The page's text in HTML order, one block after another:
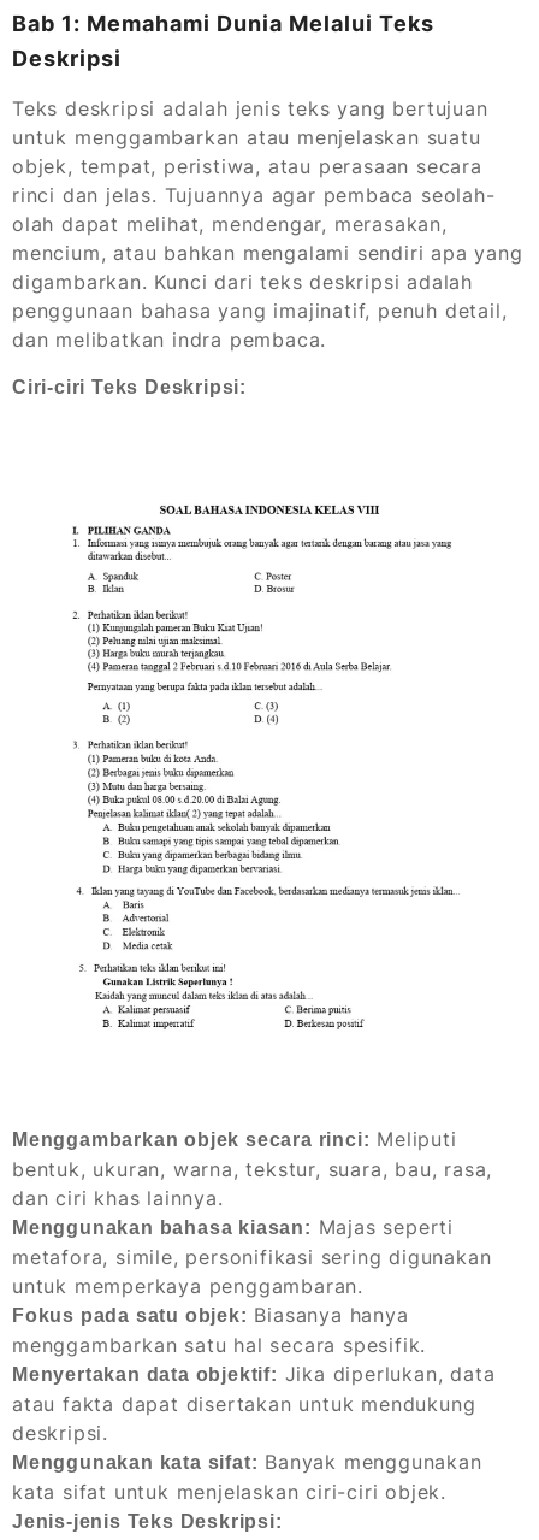
Bab 1: Memahami Dunia Melalui Teks
Deskripsi
Teks deskripsi adalah jenis teks yang bertujuan
untuk menggambarkan atau menjelaskan suatu
objek, tempat, peristiwa, atau perasaan secara
rinci dan jelas. Tujuannya agar pembaca seolah-
olah dapat melihat, mendengar, merasakan,
mencium, atau bahkan mengalami sendiri apa yang
digambarkan. Kunci dari teks deskripsi adalah
penggunaan bahasa yang imajinatif, penuh detail,
dan melibatkan indra pembaca.
Ciri-ciri Teks Deskripsi:
Menggambarkan objek secara rinci: Meliputi
bentuk, ukuran, warna, tekstur, suara, bau, rasa,
dan ciri khas lainnya.
Menggunakan bahasa kiasan: Majas seperti
metafora, simile, personifikasi sering digunakan
untuk memperkaya penggambaran.
Fokus pada satu objek: Biasanya hanya
menggambarkan satu hal secara spesifik.
Menyertakan data objektif: Jika diperlukan, data
atau fakta dapat disertakan untuk mendukung
deskripsi.
Menggunakan kata sifat: Banyak menggunakan
kata sifat untuk menjelaskan ciri-ciri objek.
Jenis-jenis Teks Deskripsi: